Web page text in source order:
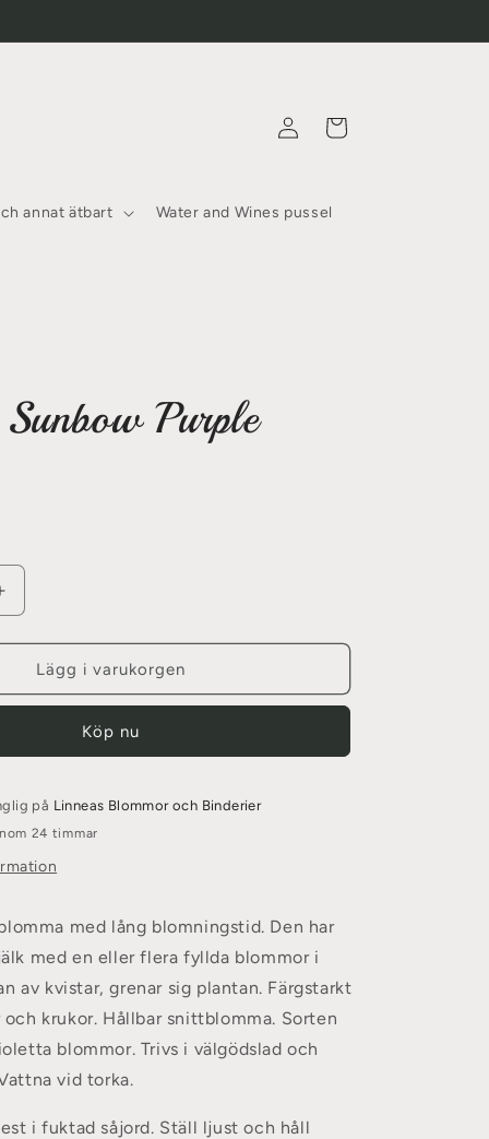
annat ätbart Water and Wines pussel
Logga
Varukorg
Purple
Lägg i varukorgen
Köp nu
på Linneas Blommor och Binderier
24 timmar
med lång blomningstid. Den har
med en eller flera fyllda blommor i
av kvistar, grenar sig plantan. Färgstarkt
krukor. Hållbar snittblomma. Sorten
blommor. Trivs i välgödslad och
vid torka.
i fuktad såjord. Ställ ljust och håll